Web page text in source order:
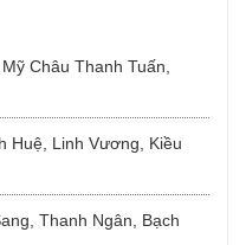
Châu Thanh Tuấn,
Huệ, Linh Vương, Kiều
Thanh Ngân, Bạch